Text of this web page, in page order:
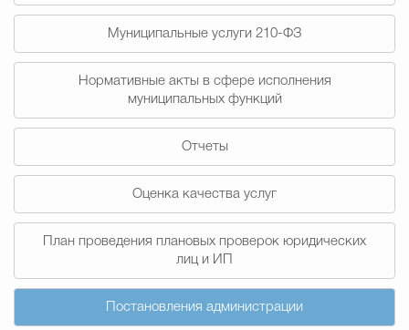
Дума городского округа
Новости Обращения граждан
Противодействие
Муниципальные услуги 210-ФЗ
Нормативные акты в сфере исполнения
муниципальных функций
Отчеты
Оценка качества услуг
План проведения плановых проверок юридических
лиц и ИП
Постановления администрации